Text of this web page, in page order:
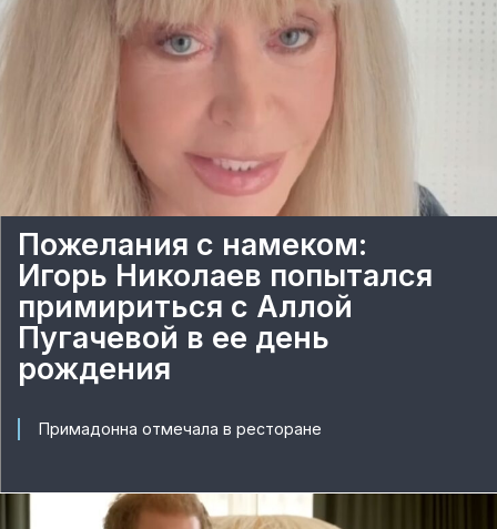
Пожелания с намеком:
Игорь Николаев попытался
примириться с Аллой
Пугачевой в ее день
рождения
Примадонна отмечала в ресторане